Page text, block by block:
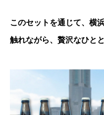
このセットを通じて、横
触れながら、贅沢なひと